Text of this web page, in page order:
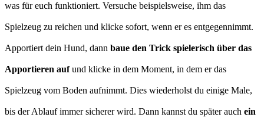
was für euch funktioniert. Versuche beispielsweise, ihm das
Spielzeug zu reichen und klicke sofort, wenn er es entgegennimmt.
Apportiert dein Hund, dann baue den Trick spielerisch über das
Apportieren aufund klicke in dem Moment, in dem er das
Spielzeug vom Boden aufnimmt. Dies wiederholst du einige Male,
bis der Ablauf immer sicherer wird. Dann kannst du später auch ein